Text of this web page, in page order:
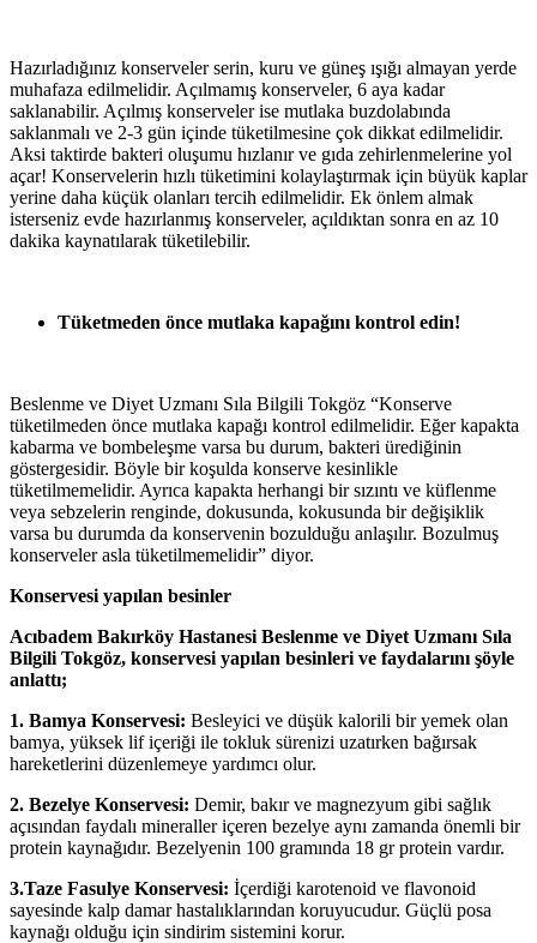
Hazırladığınız konserveler serin, kuru ve güneş ışığı almayan yerde
muhafaza edilmelidir. Açılmamış konserveler, 6 aya kadar
saklanabilir. Açılmış konserveler ise mutlaka buzdolabında
saklanmalı ve 2-3 gün içinde tüketilmesine çok dikkat edilmelidir.
Aksi taktirde bakteri oluşumu hızlanır ve gıda zehirlenmelerine yol
açar! Konservelerin hızlı tüketimini kolaylaştırmak için büyük kaplar
yerine daha küçük olanları tercih edilmelidir. Ek önlem almak
isterseniz evde hazırlanmış konserveler, açıldıktan sonra en az 10
dakika kaynatılarak tüketilebilir.
Tüketmeden önce mutlaka kapağını kontrol edin!
Beslenme ve Diyet Uzmanı Sıla Bilgili Tokgöz “Konserve
tüketilmeden önce mutlaka kapağı kontrol edilmelidir. Eğer kapakta
kabarma ve bombeleşme varsa bu durum, bakteri ürediğinin
göstergesidir. Böyle bir koşulda konserve kesinlikle
tüketilmemelidir. Ayrıca kapakta herhangi bir sızıntı ve küflenme
veya sebzelerin renginde, dokusunda, kokusunda bir değişiklik
varsa bu durumda da konservenin bozulduğu anlaşılır. Bozulmuş
konserveler asla tüketilmemelidir” diyor.
Konservesi yapılan besinler
Acıbadem Bakırköy Hastanesi Beslenme ve Diyet Uzmanı Sıla
Bilgili Tokgöz, konservesi yapılan besinleri ve faydalarını şöyle
anlattı;
1. Bamya Konservesi: Besleyici ve düşük kalorili bir yemek olan
bamya, yüksek lif içeriği ile tokluk sürenizi uzatırken bağırsak
hareketlerini düzenlemeye yardımcı olur.
2. Bezelye Konservesi: Demir, bakır ve magnezyum gibi sağlık
açısından faydalı mineraller içeren bezelye aynı zamanda önemli bir
protein kaynağıdır. Bezelyenin 100 gramında 18 gr protein vardır.
3.Taze Fasulye Konservesi: İçerdiği karotenoid ve flavonoid
sayesinde kalp damar hastalıklarından koruyucudur. Güçlü posa
kaynağı olduğu için sindirim sistemini korur.